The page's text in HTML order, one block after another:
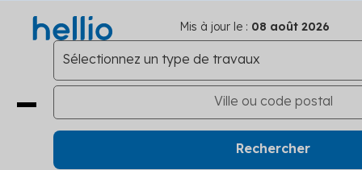
Mis à jour le : 08 août 2026